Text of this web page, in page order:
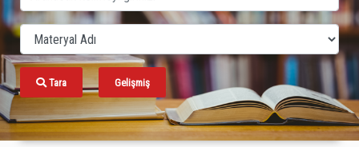
Tara Gelişmiş